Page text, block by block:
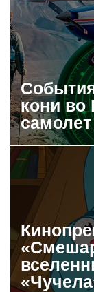
кони во
самолет